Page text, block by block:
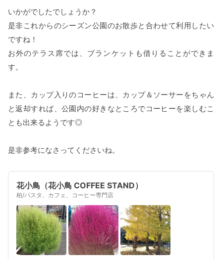
いかがでしたでしょうか？
是非これからのシーズン公園のお散歩と合わせて利用したい
ですね！
お外のテラス席では、ブランケットも借りることができま
す。
また、カップ入りのコーヒーは、カップ＆ソーサーをちゃん
と返却すれば、公園内の好きなところでコーヒーを楽しむこ
とも出来るようです◎
是非参考になさってくださいね。
花小鳥（花小鳥 COFFEE STAND）
柏/パスタ、カフェ、コーヒー専門店